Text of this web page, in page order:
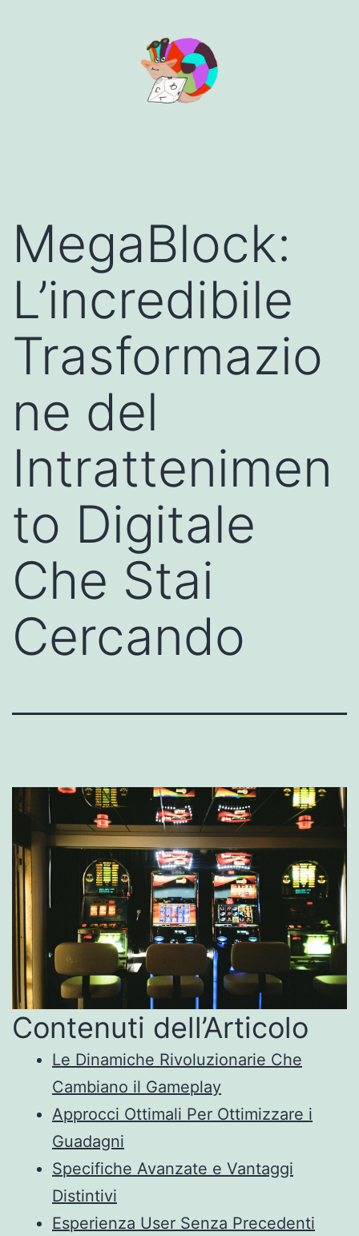
MegaBlock:
L’incredibile
Trasformazio
ne del
Intrattenimen
to Digitale
Che Stai
Cercando
Contenuti dell’Articolo
Le Dinamiche Rivoluzionarie Che
Cambiano il Gameplay
Approcci Ottimali Per Ottimizzare i
Guadagni
Specifiche Avanzate e Vantaggi
Distintivi
Esperienza User Senza Precedenti